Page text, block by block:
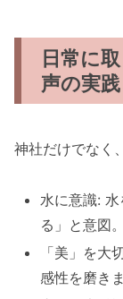
日常に
声の実践
神社だけでなく
水に意識:
る」と意図
「美」を大
感性を磨きま